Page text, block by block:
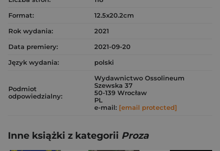
Format:
12.5x20.2cm
Rok wydania:
2021
Data premiery:
2021-09-20
Język wydania:
polski
Podmiot
odpowiedzialny:
Wydawnictwo Ossolineum
Szewska 37
50-139 Wrocław
PL
e-mail: [email protected]
Inne książki z kategorii Proza